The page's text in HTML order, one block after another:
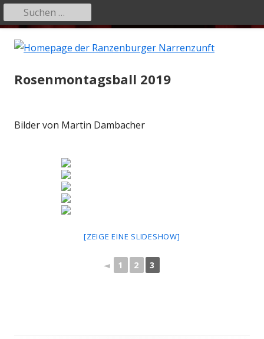
zum
Primäres
Menü
Suchen
nach:
Rosenmontagsball 2019
Bilder von Martin Dambacher
[ZEIGE EINE SLIDESHOW]
◄ 1 2 3